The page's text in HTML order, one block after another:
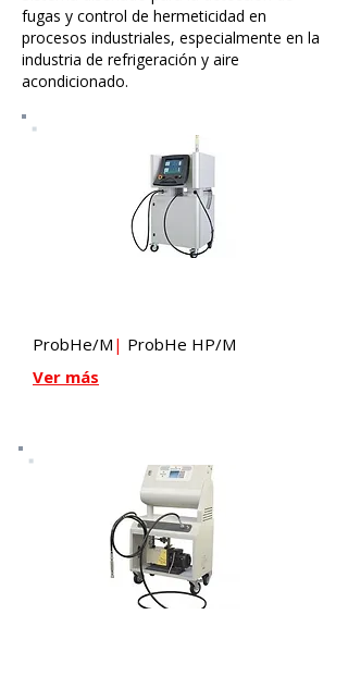
fugas y control de hermeticidad en
procesos industriales, especialmente en la
industria de refrigeración y aire
acondicionado.
ProbHe/M | ProbHe HP/M
Ver más